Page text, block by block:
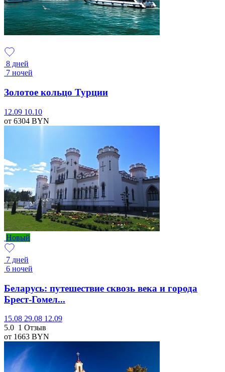
8 дней
7 ночей
Золотое кольцо Турции
12.09 10.10
от 6304 BYN
Новый
7 дней
6 ночей
Беларусь: путешествие сквозь века и города
Брест-Гомел...
15.08 29.08 12.09
5.0 1 Отзыв
от 1663 BYN